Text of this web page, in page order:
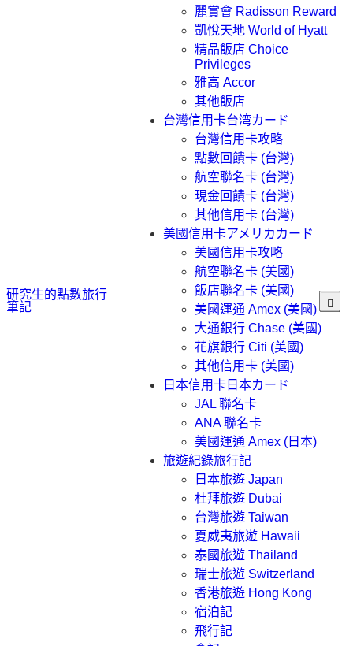
研究生的點數旅行
筆記
麗賞會 Radisson Reward
凱悅天地 World of Hyatt
精品飯店 Choice
Privileges
雅高 Accor
其他飯店
台灣信用卡台湾カード
台灣信用卡攻略
點數回饋卡 (台灣)
航空聯名卡 (台灣)
現金回饋卡 (台灣)
其他信用卡 (台灣)
美國信用卡アメリカカード
美國信用卡攻略
航空聯名卡 (美國)
飯店聯名卡 (美國)
美國運通 Amex (美國)
大通銀行 Chase (美國)
花旗銀行 Citi (美國)
其他信用卡 (美國)
日本信用卡 日本カード
JAL 聯名卡
ANA 聯名卡
美國運通 Amex (日本)
旅遊紀錄旅行記
日本旅遊 Japan
杜拜旅遊 Dubai
台灣旅遊 Taiwan
夏威夷旅遊 Hawaii
泰國旅遊 Thailand
瑞士旅遊 Switzerland
香港旅遊 Hong Kong
宿泊記
飛行記